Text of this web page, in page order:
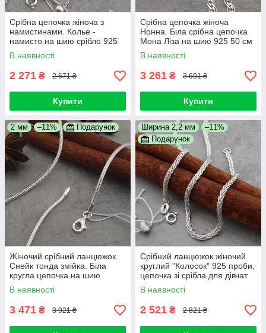
Срібна цепочка жіноча з
намистинами. Колье -
намисто на шию срібло 925
В наявності
2 271 ₴ 2 671 ₴
Купити
Срібна цепочка жіноча
Нонна. Біла срібна цепочка
Мона Ліза на шию 925 50 см
В наявності
3 261 ₴ 3 691 ₴
Купити
2 мм –11% Подарунок
Жіночий срібний ланцюжок
Снейк тонда змійка. Біла
кругла цепочка на шию
срібло 925 50 см
В наявності
3 471 ₴ 3 921 ₴
Ширина 2,2 мм
–11%
Подарунок
Срібний ланцюжок жіночий
круглий "Колосок" 925 проби,
цепочка зі срібла для дівчат
50 см
В наявності
2 521 ₴ 2 821 ₴